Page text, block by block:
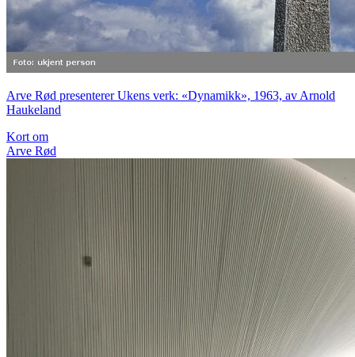
Arve Rød presenterer Ukens verk: «Dynamikk», 1963, av Arnold
Haukeland
Kort om
Arve Rød